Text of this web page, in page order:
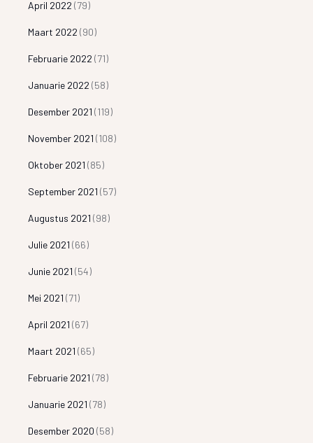
April 2022 (79)
Maart 2022 (90)
Februarie 2022 (71)
Januarie 2022 (58)
Desember 2021 (119)
November 2021 (108)
Oktober 2021 (85)
September 2021 (57)
Augustus 2021 (98)
Julie 2021 (66)
Junie 2021 (54)
Mei 2021 (71)
April 2021 (67)
Maart 2021 (65)
Februarie 2021 (78)
Januarie 2021 (78)
Desember 2020 (58)